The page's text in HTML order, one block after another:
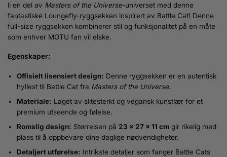
li en del av Masters of the Universe-universet med denne
fantastiske Loungefly-ryggsekken inspirert av Battle Cat! Denne
full-size ryggsekken kombinerer stil og funksjonalitet på en måte
som enhver MOTU fan vil elske.
Egenskaper:
Offisielt lisensiert design: Denne ryggsekken er en autentisk
hyllest til Battle Cat fra Masters of the Universe.
Materiale: Laget av slitesterkt og vegansk kunstlær for et
premium utseende og følelse.
Romslig design: Størrelsen på 23 x 27 x 11 cmgir rikelig med
plass til å oppbevare dine daglige nødvendigheter.
Detaljert utførelse: Intrikate detaljer som fanger Battle Cats